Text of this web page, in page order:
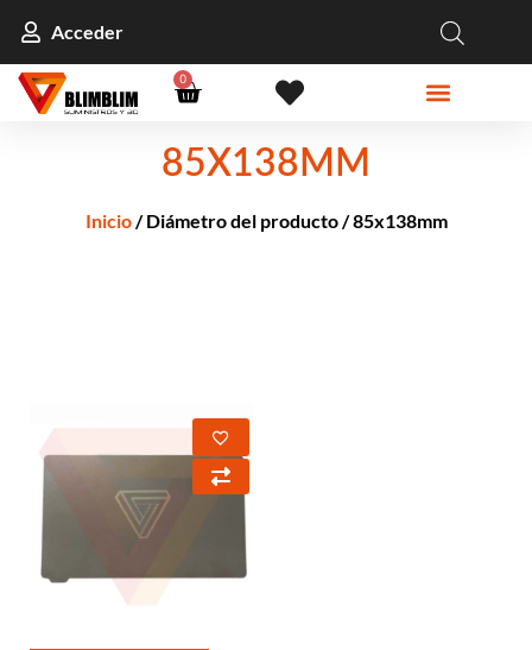
Acceder
0
85X138MM
Inicio/ Diámetro del producto / 85x138mm